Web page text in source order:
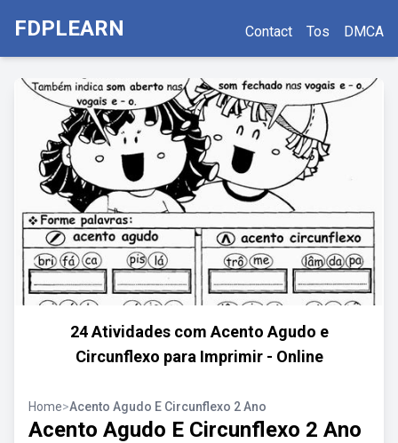
FDPLEARN Contact Tos DMCA
24 Atividades com Acento Agudo e
Circunflexo para Imprimir - Online
Home>Acento Agudo E Circunflexo 2 Ano
Acento Agudo E Circunflexo 2 Ano